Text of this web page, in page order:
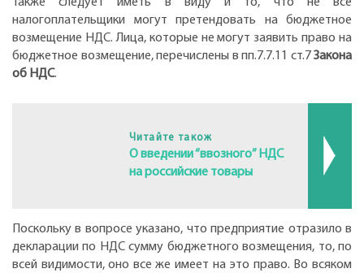
налогоплательщики могут претендовать на бюджетное
возмещение НДС. Лица, которые не могут заявить право на
бюджетное возмещение, перечислены в пп.7.7.11 ст.7Закона
об НДС.
Читайте також
О введении “ввозного” НДС
на российские товары
Поскольку в вопросе указано, что предприятие отразило в
декларации по НДС сумму бюджетного возмещения, то, по
всей видимости, оно все же имеет на это право. Во всяком